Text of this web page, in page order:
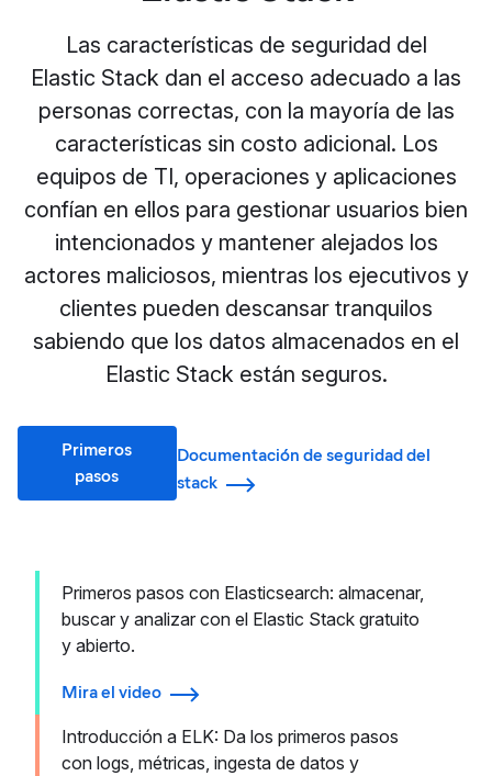
Las características de seguridad del
Elastic Stack dan el acceso adecuado a las
personas correctas, con la mayoría de las
características sin costo adicional. Los
equipos de TI, operaciones y aplicaciones
confían en ellos para gestionar usuarios bien
intencionados y mantener alejados los
actores maliciosos, mientras los ejecutivos y
clientes pueden descansar tranquilos
sabiendo que los datos almacenados en el
Elastic Stack están seguros.
Primeros
pasos
Documentación de seguridad del
stack
Primeros pasos con Elasticsearch: almacenar,
buscar y analizar con el Elastic Stack gratuito
y abierto.
Mira el video
Introducción a ELK: Da los primeros pasos
con logs, métricas, ingesta de datos y